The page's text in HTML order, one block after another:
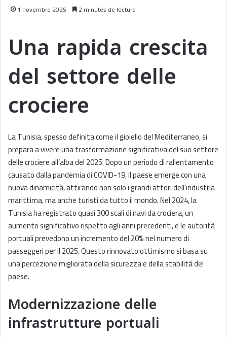
1 novembre 2025 2 minutes de lecture
Una rapida crescita
del settore delle
crociere
La Tunisia, spesso definita come il gioiello del Mediterraneo, si
prepara a vivere una trasformazione significativa del suo settore
delle crociere all’alba del 2025. Dopo un periodo di rallentamento
causato dalla pandemia di COVID-19, il paese emerge con una
nuova dinamicità, attirando non solo i grandi attori dell’industria
marittima, ma anche turisti da tutto il mondo. Nel 2024, la
Tunisia ha registrato quasi 300 scali di navi da crociera, un
aumento significativo rispetto agli anni precedenti, e le autorità
portuali prevedono un incremento del 20% nel numero di
passeggeri per il 2025. Questo rinnovato ottimismo si basa su
una percezione migliorata della sicurezza e della stabilità del
paese.
Modernizzazione delle
infrastrutture portuali